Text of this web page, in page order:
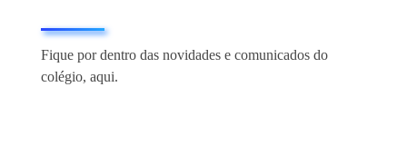
Fique por dentro das novidades e comunicados do
colégio, aqui.